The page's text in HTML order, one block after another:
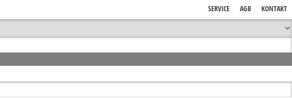
KONTAKT
AGB
SERVICE